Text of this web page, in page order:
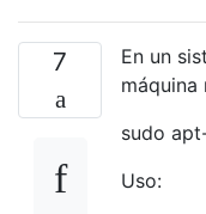
7
En un
máquina
sudo
Uso: